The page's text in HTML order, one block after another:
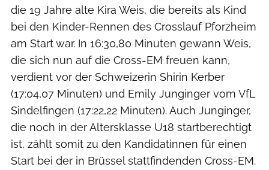
die 19 Jahre alte Kira Weis, die bereits als Kind
bei den Kinder-Rennen des Crosslauf Pforzheim
am Start war. In 16:30,80 Minuten gewann Weis,
die sich nun auf die Cross-EM freuen kann,
verdient vor der Schweizerin Shirin Kerber
(17:04,07 Minuten) und Emily Junginger vom VfL
Sindelfingen (17:22,22 Minuten). Auch Junginger,
die noch in der Altersklasse U18 startberechtigt
ist, zählt somit zu den Kandidatinnen für einen
Start bei der in Brüssel stattfindenden Cross-EM.